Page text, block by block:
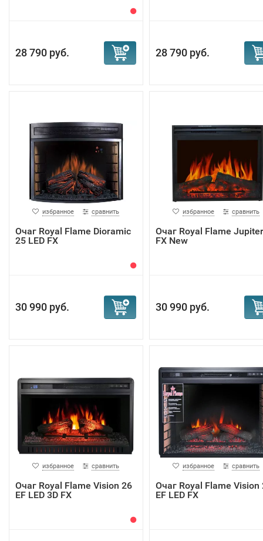
28 790 руб. 28 790 руб.
избранное сравнить
Очаг Royal Flame Dioramic
25 LED FX
30 990 руб.
избранное сравнить
Очаг Royal Flame Jupiter
FX New
30 990 руб.
избранное сравнить
Очаг Royal Flame Vision 26
EF LED 3D FX
избранное сравнить
Очаг Royal Flame Vision
EF LED FX